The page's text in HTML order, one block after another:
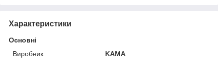
Характеристики
Основні
Виробник
KAMA